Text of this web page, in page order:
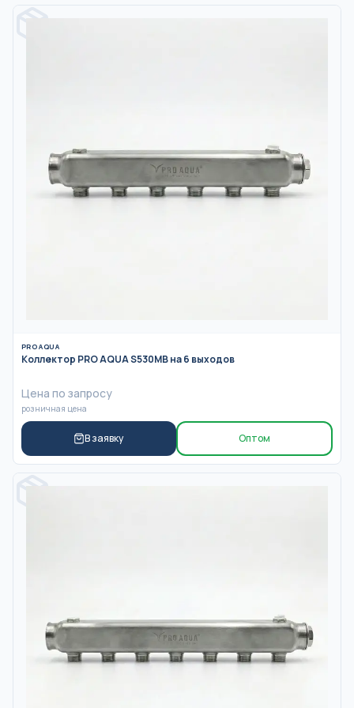
PRO AQUA
Коллектор PRO AQUA S530MB на 6 выходов
Цена по запросу
розничная цена
В заявку Оптом